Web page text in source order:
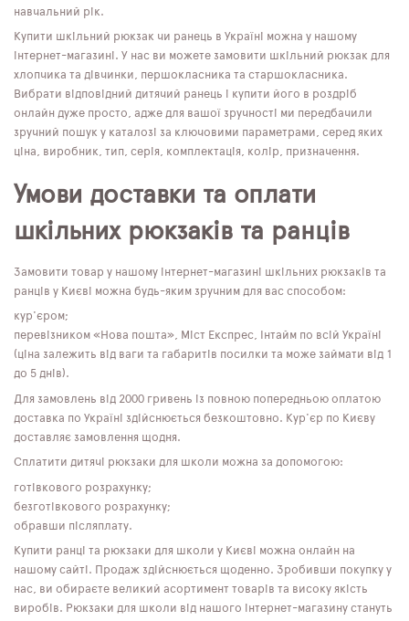
навчальний рік.
Купити шкільний рюкзак чи ранець в Україні можна у нашому
інтернет-магазині. У нас ви можете замовити шкільний рюкзак для
хлопчика та дівчинки, першокласника та старшокласника.
Вибрати відповідний дитячий ранець і купити його в роздріб
онлайн дуже просто, адже для вашої зручності ми передбачили
зручний пошук у каталозі за ключовими параметрами, серед яких
ціна, виробник, тип, серія, комплектація, колір, призначення.
Умови доставки та оплати
шкільних рюкзаків та ранців
Замовити товар у нашому інтернет-магазині шкільних рюкзаків та
ранців у Києві можна будь-яким зручним для вас способом:
кур'єром;
перевізником «Нова пошта», Міст Експрес, Інтайм по всій Україні
(ціна залежить від ваги та габаритів посилки та може займати від 1
до 5 днів).
Для замовлень від 2000 гривень із повною попередньою оплатою
доставка по Україні здійснюється безкоштовно. Кур'єр по Києву
доставляє замовлення щодня.
Сплатити дитячі рюкзаки для школи можна за допомогою:
готівкового розрахунку;
безготівкового розрахунку;
обравши післяплату.
Купити ранці та рюкзаки для школи у Києві можна онлайн на
нашому сайті. Продаж здійснюється щоденно. Зробивши покупку у
нас, ви обираєте великий асортимент товарів та високу якість
виробів. Рюкзаки для школи від нашого інтернет-магазину стануть